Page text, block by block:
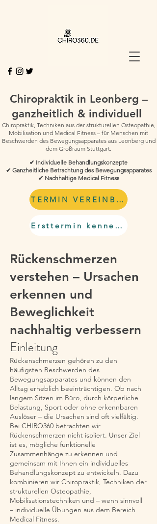
Chiropraktik in Leonberg –
ganzheitlich & individuell
Chiropraktik, Techniken aus der strukturellen Osteopathie,
Mobilisation und Medical Fitness – für Menschen mit
Beschwerden des Bewegungsapparates aus Leonberg und
dem Großraum Stuttgart.
✔ Individuelle Behandlungskonzepte
✔ Ganzheitliche Betrachtung des Bewegungsapparates
✔ Nachhaltige Medical Fitness
Ersttermin kennenlernen
TERMIN VEREINBAREN
Rückenschmerzen
verstehen – Ursachen
erkennen und
Beweglichkeit
nachhaltig verbessern
Einleitung
Rückenschmerzen gehören zu den
häufigsten Beschwerden des
Bewegungsapparates und können den
Alltag erheblich beeinträchtigen. Ob nach
langem Sitzen im Büro, durch körperliche
Belastung, Sport oder ohne erkennbaren
Auslöser – die Ursachen sind oft vielfältig.
Bei CHIRO360 betrachten wir
Rückenschmerzen nicht isoliert. Unser Ziel
ist es, mögliche funktionelle
Zusammenhänge zu erkennen und
gemeinsam mit Ihnen ein individuelles
Behandlungskonzept zu entwickeln. Dazu
kombinieren wir Chiropraktik, Techniken der
strukturellen Osteopathie,
Mobilisationstechniken und – wenn sinnvoll
– individuelle Übungen aus dem Bereich
Medical Fitness.